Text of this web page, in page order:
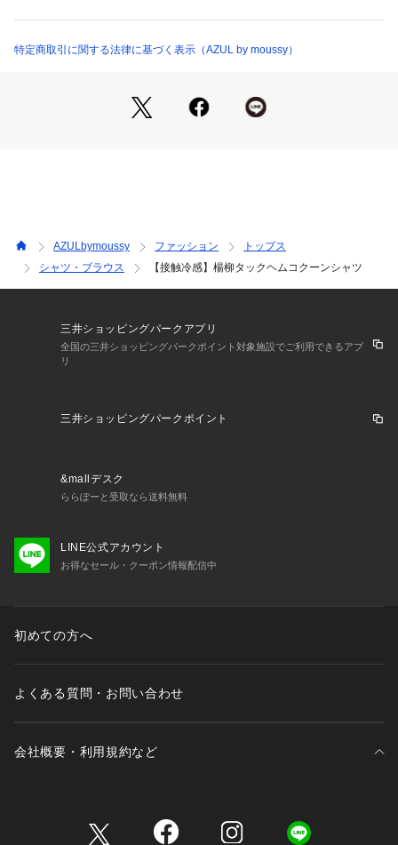
着心地に仕上げています。
シンプルながらもディテールで差がつく、大人のデイリーシャ
ディネートが完成。
前だけインした、こなれ感のある着こなしもおすすめです。
清涼感のある、さらっとした肌触りの楊柳素材。
細かいシボが入った、動きのある軽やかな表面感です。
伸縮性：なし
[注意事項]
※画像の商品はサンプルです。実際の商品と仕様、加工が若干
り、実物と色味が異なる場合がございます。
※着用、お取り扱いの際は、アテンションタグをご確認くださ
250JSB30-7801 （ショップ）
特定商取引に関する法律に基づく表示（AZUL by moussy）
AZULbymoussy ファッション
トップス
シャツ・ブラウス
【接触冷感】楊柳タックヘムコクーンシャツ
三井ショッピングパークアプリ
全国の三井ショッピングパークポイント対象施設でご利用できるアプ
リ
三井ショッピングパークポイント
&mallデスク
ららぽーと受取なら送料無料
LINE公式アカウント
お得なセール・クーポン情報配信中
初めての方へ
よくある質問・お問い合わせ
会社概要・利用規約など